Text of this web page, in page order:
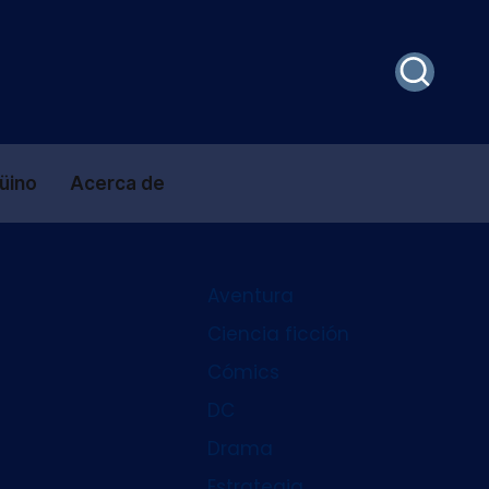
Acerca de
Aventura
Ciencia ficción
Cómics